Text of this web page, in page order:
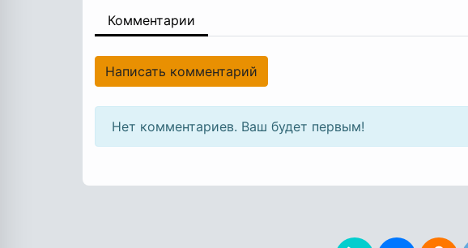
Комментарии
Написать комментарий
Нет комментариев. Ваш будет первым!